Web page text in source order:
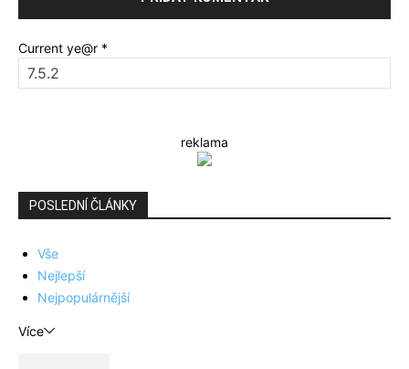
Current ye@r *
reklama
POSLEDNÍ ČLÁNKY
Vše
Nejlepší
Nejpopulárnější
Více